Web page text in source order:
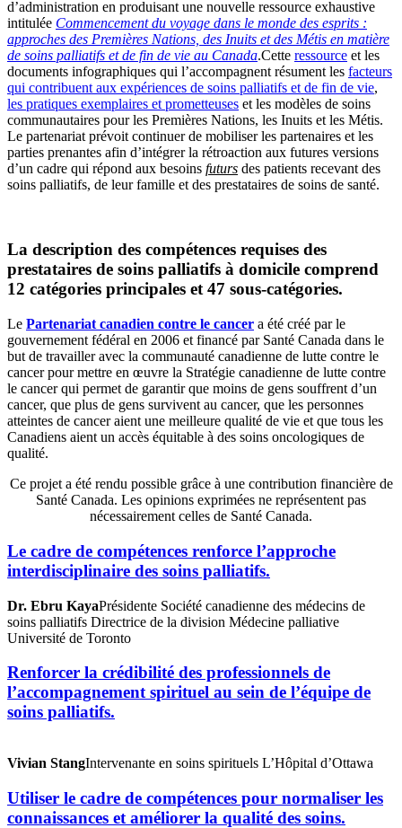
d’administration en produisant une nouvelle ressource exhaustive
intitulée Commencement du voyage dans le monde des esprits :
approches des Premières Nations, des Inuits et des Métis en matière
de soins palliatifs et de fin de vie au Canada.Cette ressource et les
documents infographiques qui l’accompagnent résument les facteurs
qui contribuent aux expériences de soins palliatifs et de fin de vie,
les pratiques exemplaires et prometteuses et les modèles de soins
communautaires pour les Premières Nations, les Inuits et les Métis.
Le partenariat prévoit continuer de mobiliser les partenaires et les
parties prenantes afin d’intégrer la rétroaction aux futures versions
d’un cadre qui répond aux besoins futurs des patients recevant des
soins palliatifs, de leur famille et des prestataires de soins de santé.
La description des compétences requises des
prestataires de soins palliatifs à domicile comprend
12 catégories principales et 47 sous-catégories.
Le Partenariat canadien contre le cancer a été créé par le
gouvernement fédéral en 2006 et financé par Santé Canada dans le
but de travailler avec la communauté canadienne de lutte contre le
cancer pour mettre en œuvre la Stratégie canadienne de lutte contre
le cancer qui permet de garantir que moins de gens souffrent d’un
cancer, que plus de gens survivent au cancer, que les personnes
atteintes de cancer aient une meilleure qualité de vie et que tous les
Canadiens aient un accès équitable à des soins oncologiques de
qualité.
Ce projet a été rendu possible grâce à une contribution financière de
Santé Canada. Les opinions exprimées ne représentent pas
nécessairement celles de Santé Canada.
Le cadre de compétences renforce l’approche
interdisciplinaire des soins palliatifs.
Dr. Ebru KayaPrésidente Société canadienne des médecins de
soins palliatifs Directrice de la division Médecine palliative
Université de Toronto
Renforcer la crédibilité des professionnels de
l’accompagnement spirituel au sein de l’équipe de
soins palliatifs.
Vivian StangIntervenante en soins spirituels L’Hôpital d’Ottawa
Utiliser le cadre de compétences pour normaliser les
connaissances et améliorer la qualité des soins.